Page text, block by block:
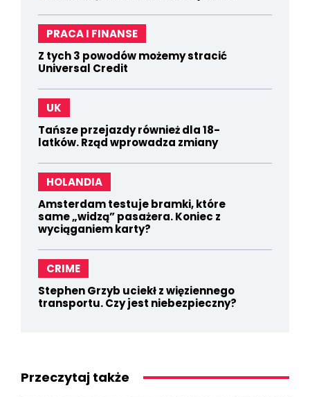
PRACA I FINANSE
Z tych 3 powodów możemy stracić
Universal Credit
UK
Tańsze przejazdy również dla 18-
latków. Rząd wprowadza zmiany
HOLANDIA
Amsterdam testuje bramki, które
same „widzą” pasażera. Koniec z
wyciąganiem karty?
CRIME
Stephen Grzyb uciekł z więziennego
transportu. Czy jest niebezpieczny?
Przeczytaj także